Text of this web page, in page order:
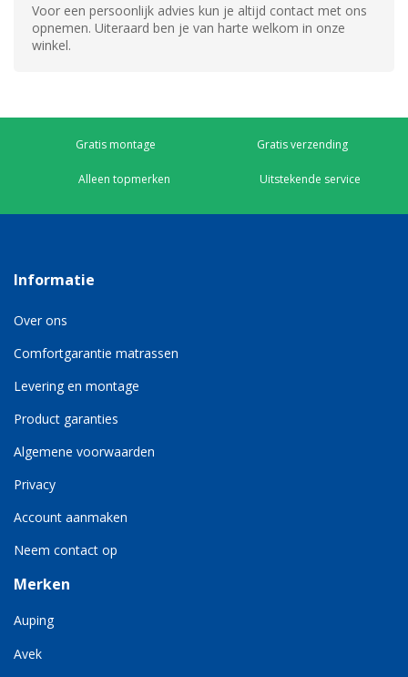
Voor een persoonlijk advies kun je altijd contact met ons
opnemen. Uiteraard ben je van harte welkom in onze
winkel.
Gratis montage Gratis verzending
Alleen topmerken Uitstekende service
Informatie
Over ons
Comfortgarantie matrassen
Levering en montage
Product garanties
Algemene voorwaarden
Privacy
Account aanmaken
Neem contact op
Merken
Auping
Avek